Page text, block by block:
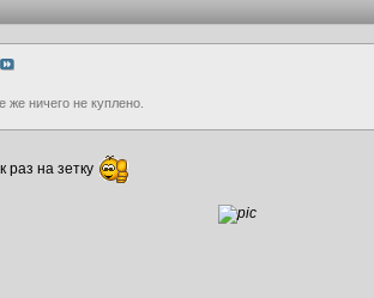
же ничего не куплено.
раз на зетку